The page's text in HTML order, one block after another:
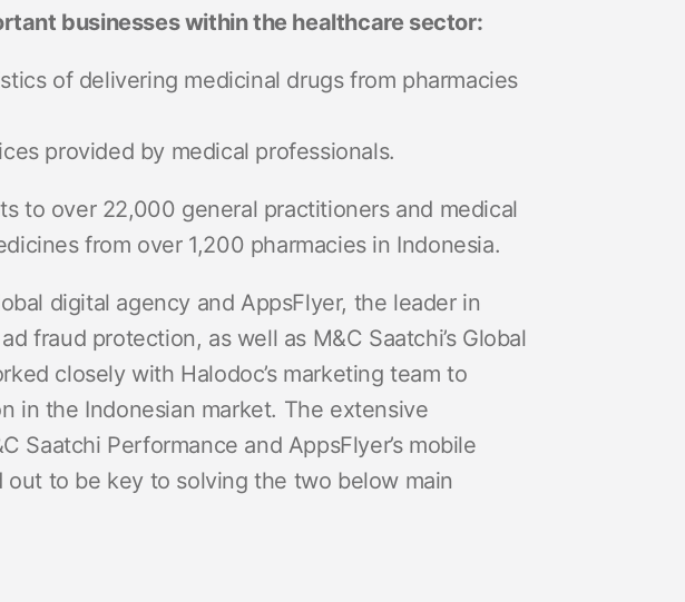
businesses within the healthcare sector:
of delivering medicinal drugs from pharmacies
provided by medical professionals.
to over 22,000 general practitioners and medical
from over 1,200 pharmacies in Indonesia.
digital agency and AppsFlyer, the leader in
fraud protection, as well as M&C Saatchi’s Global
closely with Halodoc’s marketing team to
in the Indonesian market. The extensive
Saatchi Performance and AppsFlyer’s mobile
to be key to solving the two below main